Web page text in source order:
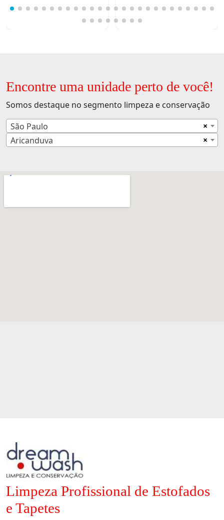
Encontre uma unidade perto de você!
Somos destaque no segmento limpeza e conservação
×
São Paulo
×
Aricanduva
Limpeza Profissional de Estofados
e Tapetes